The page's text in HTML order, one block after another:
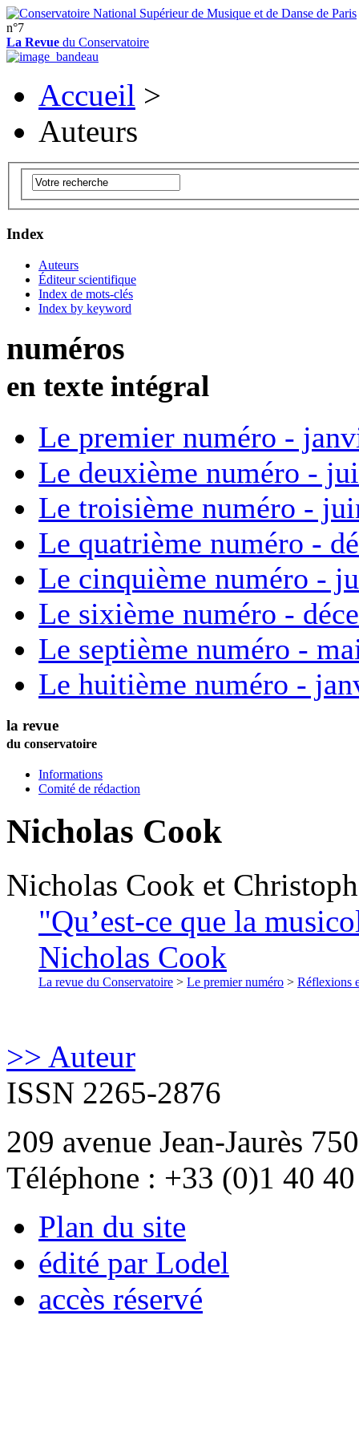
n°7
La Revue du Conservatoire
Accueil >
Auteurs
Index
Auteurs
Éditeur scientifique
Index de mots-clés
Index by keyword
numéros
en texte intégral
Le premier numéro -
Le deuxième numéro -
Le troisième numéro -
Le quatrième numéro -
Le cinquième numéro -
Le sixième numéro -
Le septième numéro -
Le huitième numéro -
la revue
du conservatoire
Informations
Comité de rédaction
Nicholas Cook
Nicholas Cook et
"Qu’est-ce que la
Nicholas Cook
La revue du Conservatoire > Le premier numéro > Réflexions
>> Auteur
ISSN 2265-2876
209 avenue Jean-Jaurès
Téléphone : +33 (0)1 40
Plan du site
édité par Lodel
accès réservé